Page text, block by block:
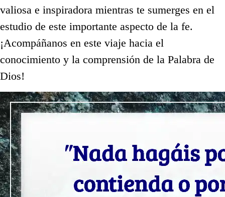
valiosa e inspiradora mientras te sumerges en el
estudio de este importante aspecto de la fe.
¡Acompáñanos en este viaje hacia el
conocimiento y la comprensión de la Palabra de
Dios!